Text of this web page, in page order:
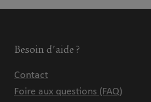
Besoin d'aide ?
Contact
Foire aux questions (FAQ)